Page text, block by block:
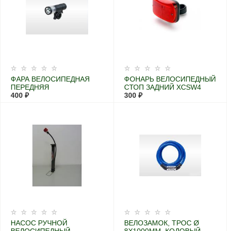
ФАРА ВЕЛОСИПЕДНАЯ
ПЕРЕДНЯЯ
400 ₽
ФОНАРЬ ВЕЛОСИПЕДНЫЙ
СТОП ЗАДНИЙ XCSW4
300 ₽
НАСОС РУЧНОЙ
ВЕЛОЗАМОК, ТРОС Ø